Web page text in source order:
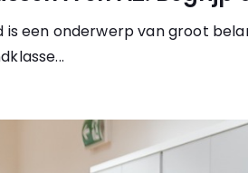
is een onderwerp van groot